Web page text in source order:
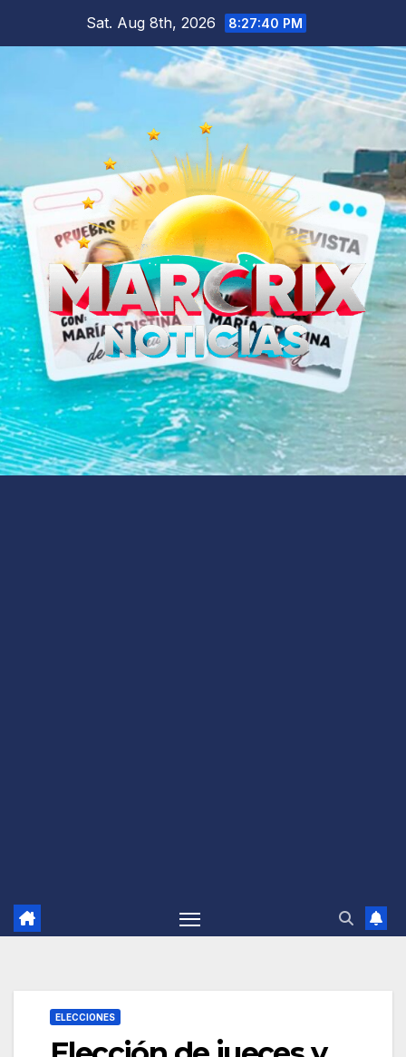
Sat. Aug 8th, 2026 8:27:41 PM
ELECCIONES